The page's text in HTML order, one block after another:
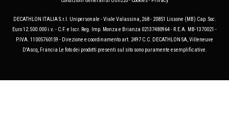
DECATHLON ITALIA S.r.l. Unipersonale - Viale Valassina, 268 - 20851 Lissone (MB) Cap. Soc.
Euro 12.500.000 i.v. - C.F. e Iscr. Reg. Imp. Monza e Brianza 02137480964 - R.E.A. MB-1370021 -
P.IVA. 11005760159 - Direzione e coordinamento art. 2497 C.C. DECATHLON SA, Villeneuve
D'Ascq, Francia Le foto dei prodotti presenti sul sito sono puramente esemplificative.